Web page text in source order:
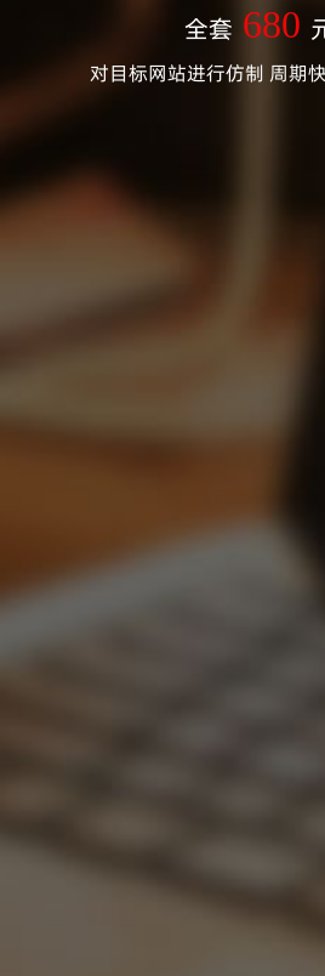
全套 680
对目标网站进行仿制 周期